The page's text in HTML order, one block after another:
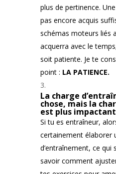
plus de pertinence.
pas encore acquis
schémas moteurs liés
acquerra avec le
soit patiente. Je te
point : LA PATIENCE.
La charge
chose, mais la
est plus
Si tu es entraîneur,
certainement élaborer
d’entraînement, ce qui
savoir comment